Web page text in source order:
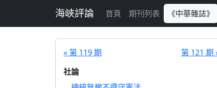
海峽評論 首頁 期刊列表 《中華雜誌》
« 第 119 期
第 121 期
社論